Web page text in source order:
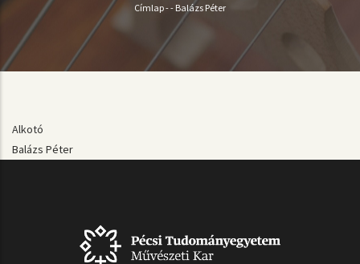
Morzsa
Címlap-- Balázs Péter
Alkotó
Balázs Péter